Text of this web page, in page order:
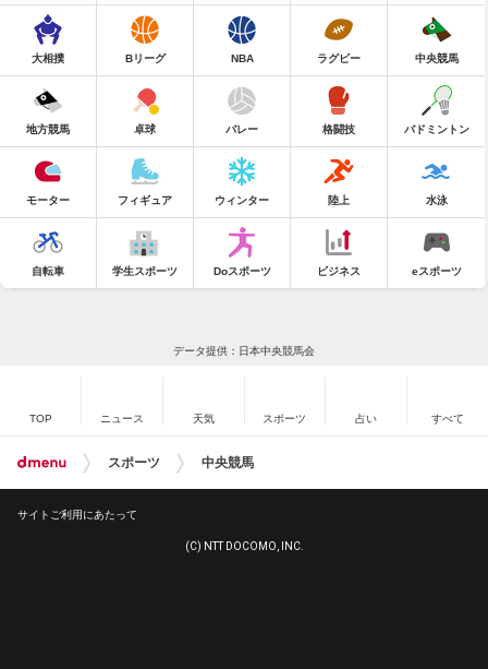
大相撲 Bリーグ NBA ラグビー 中央競馬
地方競馬 卓球 バレー 格闘技 バドミントン
モーター フィギュア ウィンター 陸上 水泳
自転車 学生スポーツ Doスポーツ ビジネス eスポーツ
データ提供：日本中央競馬会
TOP ニュース 天気 スポーツ 占い すべて
スポーツ 中央競馬
サイトご利用にあたって
(C) NTT DOCOMO, INC.